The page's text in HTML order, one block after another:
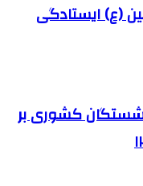
(ع) ایستادگی
کشوری بر